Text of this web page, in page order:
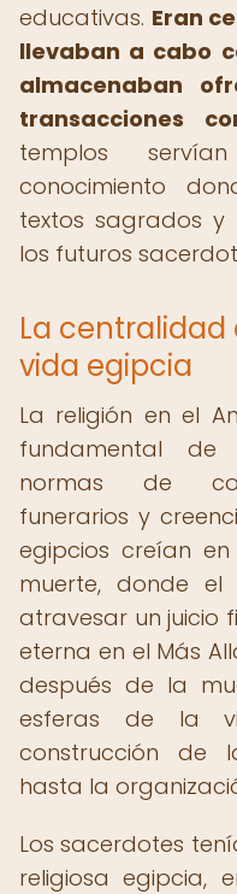
educativas. Eran
llevaban a cabo
almacenaban
transacciones
templos
conocimiento
textos sagrados
los futuros
La centralidad
vida egipcia
La religión en el
fundamental
normas de
funerarios y
egipcios creían
muerte, donde
atravesar un juicio
eterna en el Más
después de la
esferas de la
construcción de
hasta la
Los sacerdotes
religiosa egipcia,